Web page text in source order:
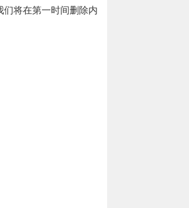
将在第一时间删除内